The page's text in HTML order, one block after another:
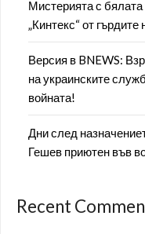
Мистерията с бялата
„Кинтекс“ от
Версия в BNEWS:
на украинските
войната!
Дни след
Гешев приютен във
Recent